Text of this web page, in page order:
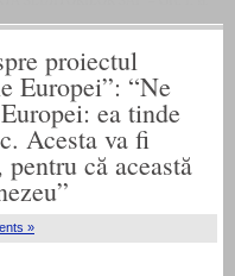
proiectul
Europei”: “Ne
ea tinde
Acesta va fi
că această
»